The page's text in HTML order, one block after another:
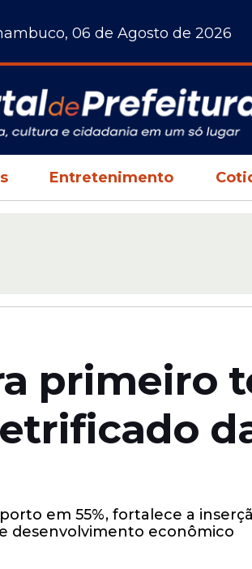
06 de Agosto de 2026
Entretenimento
primeiro
em 55%, fortalece a
desenvolvimento econômico